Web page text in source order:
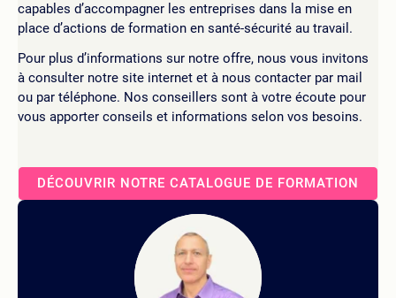
capables d’accompagner les entreprises dans la mise en
place d’actions de formation en santé-sécurité au travail.
Pour plus d’informations sur notre offre, nous vous invitons
à consulter notre site internet et à nous contacter par mail
ou par téléphone. Nos conseillers sont à votre écoute pour
vous apporter conseils et informations selon vos besoins.
DÉCOUVRIR NOTRE CATALOGUE DE FORMATION